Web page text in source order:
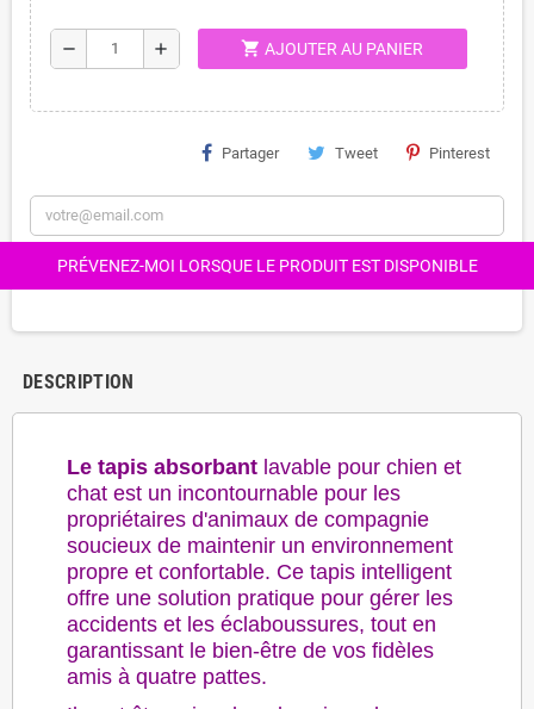
remove add shopping_cart AJOUTER AU PANIER
Partager Tweet Pinterest
PRÉVENEZ-MOI LORSQUE LE PRODUIT EST DISPONIBLE
DESCRIPTION
Le tapis absorbant lavable pour chien et
chat est un incontournable pour les
propriétaires d'animaux de compagnie
soucieux de maintenir un environnement
propre et confortable. Ce tapis intelligent
offre une solution pratique pour gérer les
accidents et les éclaboussures, tout en
garantissant le bien-être de vos fidèles
amis à quatre pattes.